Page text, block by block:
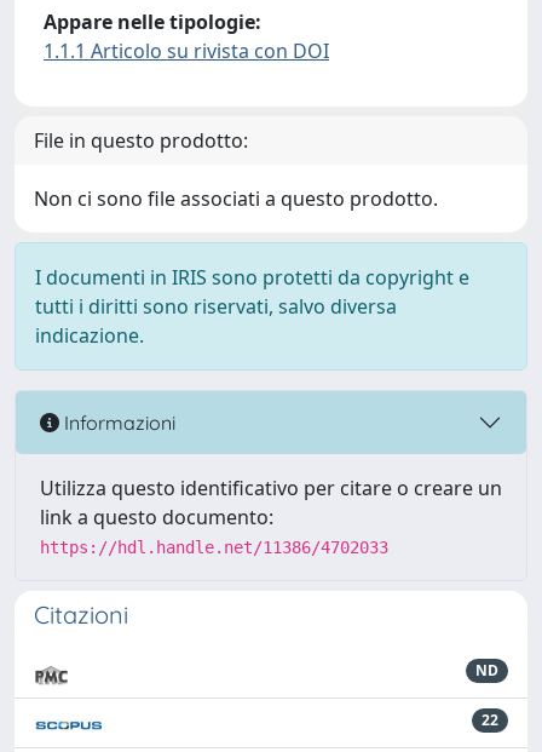
Appare nelle tipologie:
1.1.1 Articolo su rivista con DOI
File in questo prodotto:
Non ci sono file associati a questo prodotto.
I documenti in IRIS sono protetti da copyright e
tutti i diritti sono riservati, salvo diversa
indicazione.
Informazioni
Utilizza questo identificativo per citare o creare un
link a questo documento:
https://hdl.handle.net/11386/4702033
Citazioni
ND
22